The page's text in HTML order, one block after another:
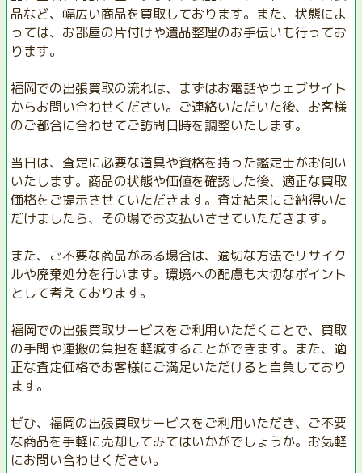
品など、幅広い商品を買取しております。また、状態によ
っては、お部屋の片付けや遺品整理のお手伝いも行ってお
ります。
福岡での出張買取の流れは、まずはお電話やウェブサイト
からお問い合わせください。ご連絡いただいた後、お客様
のご都合に合わせてご訪問日時を調整いたします。
当日は、査定に必要な道具や資格を持った鑑定士がお伺い
いたします。商品の状態や価値を確認した後、適正な買取
価格をご提示させていただきます。査定結果にご納得いた
だけましたら、その場でお支払いさせていただきます。
また、ご不要な商品がある場合は、適切な方法でリサイク
ルや廃棄処分を行います。環境への配慮も大切なポイント
として考えております。
福岡での出張買取サービスをご利用いただくことで、買取
の手間や運搬の負担を軽減することができます。また、適
正な査定価格でお客様にご満足いただけると自負しており
ます。
ぜひ、福岡の出張買取サービスをご利用いただき、ご不要
な商品を手軽に売却してみてはいかがでしょうか。お気軽
にお問い合わせください。